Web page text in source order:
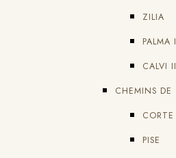
ZILIA
PALMA
CALVI II
CHEMINS DE
CORTE
PISE